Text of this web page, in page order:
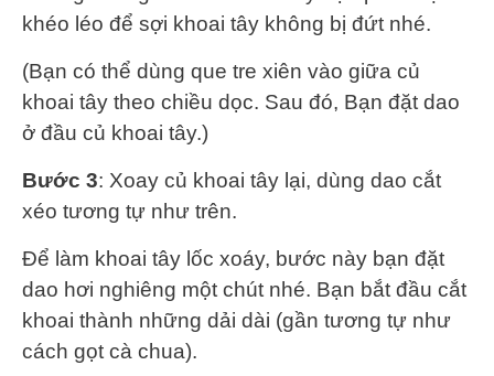
khéo léo để sợi khoai tây không bị đứt nhé.
(Bạn có thể dùng que tre xiên vào giữa củ
khoai tây theo chiều dọc. Sau đó, Bạn đặt dao
ở đầu củ khoai tây.)
Bước 3: Xoay củ khoai tây lại, dùng dao cắt
xéo tương tự như trên.
Để làm khoai tây lốc xoáy, bước này bạn đặt
dao hơi nghiêng một chút nhé. Bạn bắt đầu cắt
khoai thành những dải dài (gần tương tự như
cách gọt cà chua).